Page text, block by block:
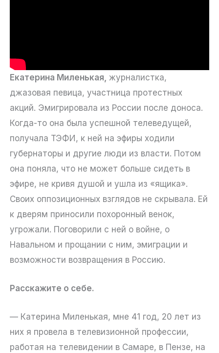
Екатерина Миленькая, журналистка,
джазовая певица, участница протестных
акций. Эмигрировала из России после доноса.
Когда-то она была успешной телеведущей,
получала ТЭФИ, к ней на эфиры ходили
губернаторы и другие люди из власти. Потом
она поняла, что не может больше сидеть в
эфире, не кривя душой и ушла из «ящика».
Своих оппозиционных взглядов не скрывала. Ей
к дверям приносили похоронный венок,
угрожали. Поговорили с ней о войне, о
Навальном и прощании с ним, эмиграции и
возможности возвращения в Россию.
Расскажите о себе.
— Катерина Миленькая, мне 41 год, 20 лет из
них я провела в телевизионной профессии,
работая на телевидении в Самаре, в Пензе, на